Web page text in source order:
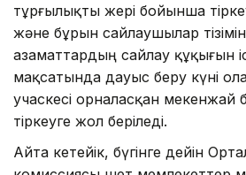
тұрғылықты жері бойынша
және бұрын сайлаушылар
азаматтардың сайлау құқығын
мақсатында дауыс беру күні
учаскесі орналасқан
тіркеуге жол беріледі.
Айта кетейік, бүгінге дейін